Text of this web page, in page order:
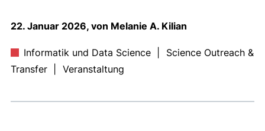
22. Januar 2026, von Melanie A. Kilian
Informatik und Data Science
Science Outreach &
Transfer
Veranstaltung